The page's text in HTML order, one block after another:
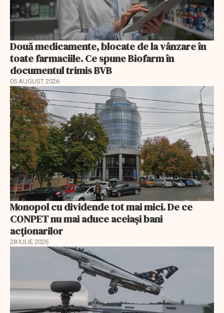
Două medicamente, blocate de la vânzare în
toate farmaciile. Ce spune Biofarm în
documentul trimis BVB
05 AUGUST 2026
Monopol cu dividende tot mai mici. De ce
CONPET nu mai aduce aceiași bani
acționarilor
28 IULIE 2026